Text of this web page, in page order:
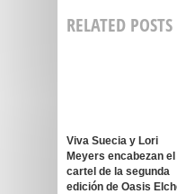
RELATED POSTS
Viva Suecia y Lori
Meyers encabezan el
cartel de la segunda
edición de Oasis